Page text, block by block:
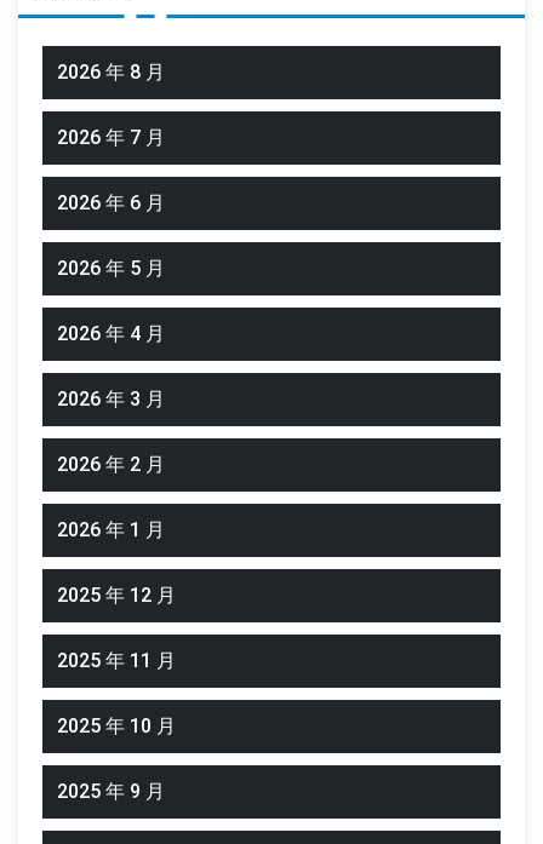
2026 年 8 月
2026 年 7 月
2026 年 6 月
2026 年 5 月
2026 年 4 月
2026 年 3 月
2026 年 2 月
2026 年 1 月
2025 年 12 月
2025 年 11 月
2025 年 10 月
2025 年 9 月